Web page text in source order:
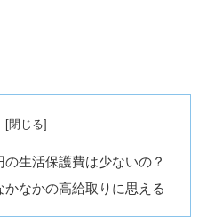
生活保護費は少ないの？
なかの高給取りに思える